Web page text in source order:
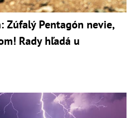
Zúfalý Pentagón nevie,
Rady hľadá u